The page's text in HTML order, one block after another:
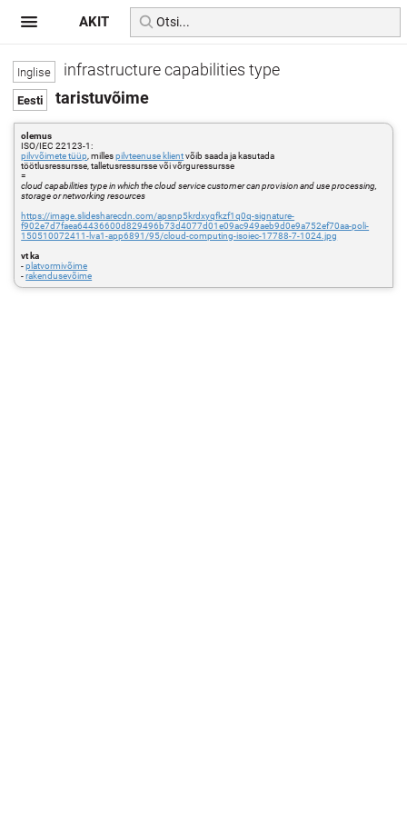
infrastructure capabilities type
taristuvõime
olemus
ISO/IEC 22123-1:
pilvvõimete tüüp , millespilvteenuse klientvõib saada ja kasutada
töötlusressursse, talletusressursse või võrguressursse
=
cloud capabilities type in which the cloud service customer can provision and use processing,
storage or networking resources
https://image.slidesharecdn.com/apsnp5krdxyqfkzf1q0q-signature-
f902e7d7faea64436600d829496b73d4077d01e09ac949aeb9d0e9a752ef70aa-poli-
150510072411-lva1-app6891/95/cloud-computing-isoiec-17788-7-1024.jpg
vt ka
-platvormivõime
-rakendusevõime
AKIT